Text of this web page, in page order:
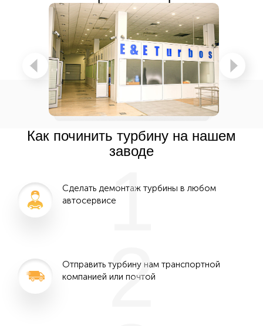
Как починить турбину на нашем
заводе
Сделать демонтаж турбины в любом
автосервисе1
Отправить турбину нам транспортной
компанией или почтой
2